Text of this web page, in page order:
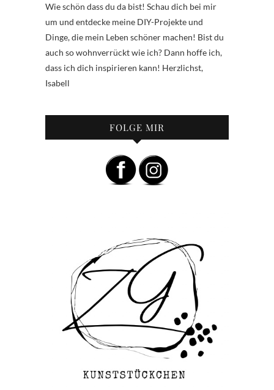
Wie schön dass du da bist! Schau dich bei mir
um und entdecke meine DIY-Projekte und
Dinge, die mein Leben schöner machen! Bist du
auch so wohnverrückt wie ich? Dann hoffe ich,
dass ich dich inspirieren kann! Herzlichst,
Isabell
FOLGE MIR